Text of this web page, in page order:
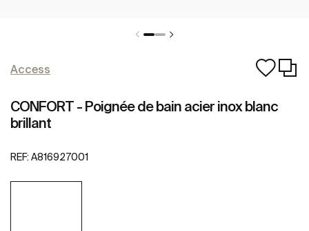
Access
CONFORT - Poignée de bain acier inox blanc
brillant
REF: A816927001